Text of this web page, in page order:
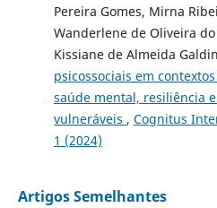
Pereira Gomes, Mirna
Wanderlene de Oliveira
Kissiane de Almeida
psicossociais em
saúde mental, resiliência
vulneráveis , Cognitus
1 (2024)
Artigos Semelhantes